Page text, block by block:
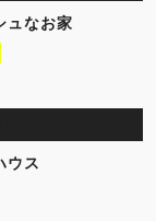
ュなお家
ウス